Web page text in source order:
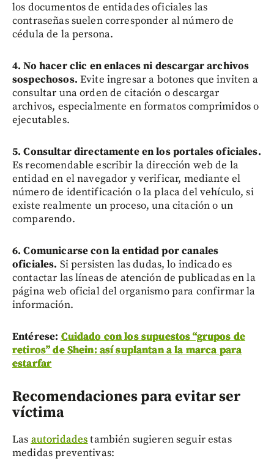
los documentos de entidades oficiales las
contraseñas suelen corresponder al número de
cédula de la persona.
4. No hacer clic en enlaces ni descargar archivos
sospechosos. Evite ingresar a botones que inviten a
consultar una orden de citación o descargar
archivos, especialmente en formatos comprimidos o
ejecutables.
5. Consultar directamente en los portales oficiales.
Es recomendable escribir la dirección web de la
entidad en el navegador y verificar, mediante el
número de identificación o la placa del vehículo, si
existe realmente un proceso, una citación o un
comparendo.
6. Comunicarse con la entidad por canales
oficiales. Si persisten las dudas, lo indicado es
contactar las líneas de atención de publicadas en la
página web oficial del organismo para confirmar la
información.
Entérese: Cuidado con los supuestos “grupos de
retiros” de Shein: así suplantan a la marca para
estarfar
Recomendaciones para evitar ser
víctima
Las autoridadestambién sugieren seguir estas
medidas preventivas: